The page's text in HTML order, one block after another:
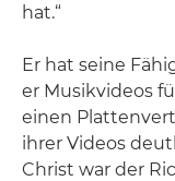
hat.“
Er hat seine
er Musikvideos
einen
ihrer Videos
Christ war der